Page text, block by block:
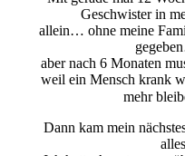
Geschwister in
allein… ohne meine
aber nach 6 Monaten
weil ein Mensch krank
mehr
Dann kam mein